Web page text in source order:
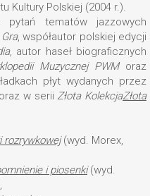
Kultury Polskiej (2004 r.).
tematów jazzowych
, współautor polskiej edycji
, autor haseł biograficznych
Muzycznej PWMoraz
płyt wydanych przez
oraz w seriiZłota KolekcjaZłota
rozrywkowej(wyd. Morex,
i piosenki(wyd.